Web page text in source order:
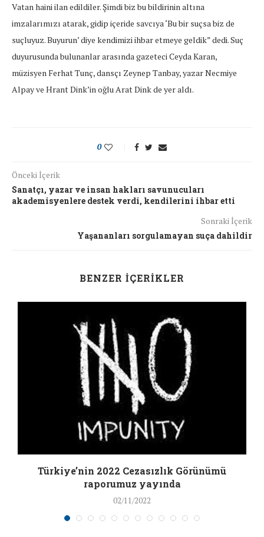
Vatan haini ilan edildiler. Şimdi biz bu bildirinin altına
imzalarımızı atarak, gidip içeride savcıya ‘Bu bir suçsa biz de
suçluyuz. Buyurun’ diye kendimizi ihbar etmeye geldik” dedi. Suç
duyurusunda bulunanlar arasında gazeteci Ceyda Karan,
müzisyen Ferhat Tunç, dansçı Zeynep Tanbay, yazar Necmiye
Alpay ve Hrant Dink’in oğlu Arat Dink de yer aldı.
0
Önceki İçerik
Sanatçı, yazar ve insan hakları savunucuları
akademisyenlere destek verdi, kendilerini ihbar etti
Sonraki İçerik
Yaşananları sorgulamayan suça dahildir
BENZER İÇERIKLER
Türkiye’nin 2022 Cezasızlık Görünümü
raporumuz yayında
02/11/2022